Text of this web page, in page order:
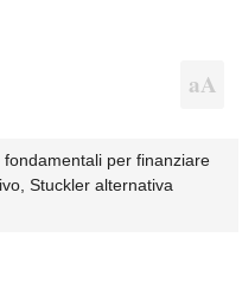
per finanziare
Stuckler alternativa